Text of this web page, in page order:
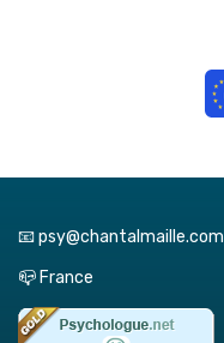
📧 psy@chantalmaille.com
📪 France